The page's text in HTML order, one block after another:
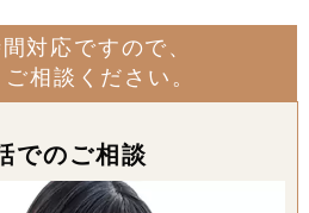
対応ですので、
相談ください。
でのご相談